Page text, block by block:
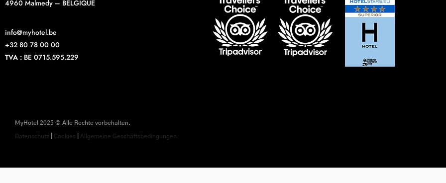
4960 Malmedy – BELGIQUE
info@myhotel.be
+32 80 78 00 00
TVA : BE 0715.595.229
MyHotel 2025 © Alle Rechte vorbehalten.
Datenschutz Cookies Allgemeine Geschäftsbedingungen